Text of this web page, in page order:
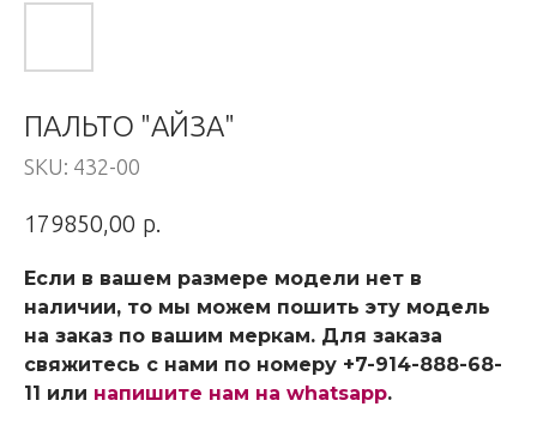
ПАЛЬТО "АЙЗА"
SKU: 432-00
179850,00 р.
Если в вашем размере модели нет в
наличии, то мы можем пошить эту модель
на заказ по вашим меркам. Для заказа
свяжитесь с нами по номеру +7-914-888-68-
11 или напишите нам на whatsapp.